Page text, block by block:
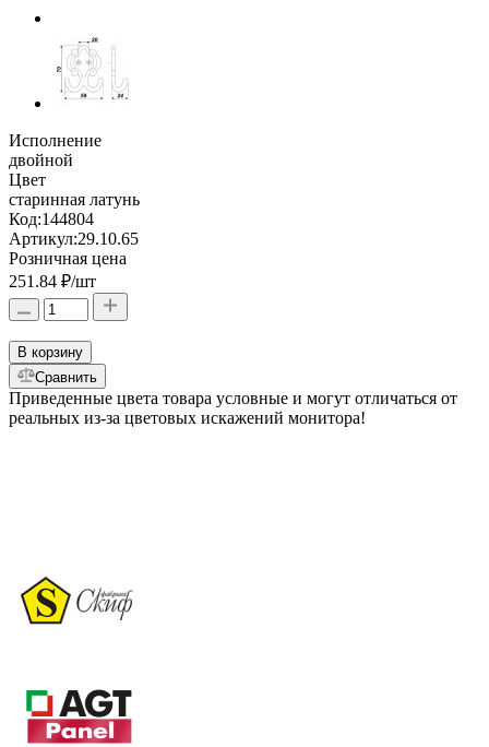
Исполнение
двойной
Цвет
старинная латунь
Код:144804
Артикул:29.10.65
Розничная цена
251.84 ₽/шт
В корзину
Сравнить
Приведенные цвета товара условные и могут отличаться от
реальных из-за цветовых искажений монитора!